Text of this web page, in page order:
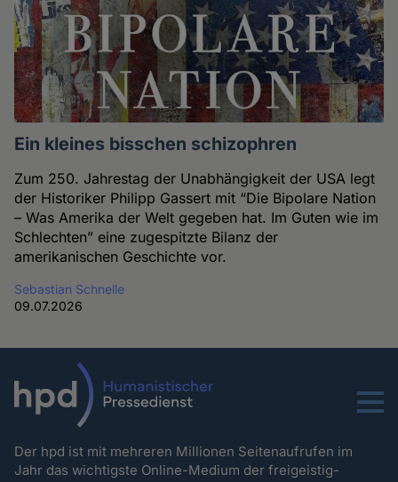
Ein kleines bisschen schizophren
Zum 250. Jahrestag der Unabhängigkeit der USA legt
der Historiker Philipp Gassert mit “Die Bipolare Nation
– Was Amerika der Welt gegeben hat. Im Guten wie im
Schlechten” eine zugespitzte Bilanz der
amerikanischen Geschichte vor.
Sebastian Schnelle
09.07.2026
Menu
Der hpd ist mit mehreren Millionen Seitenaufrufen im
Jahr das wichtigste Online-Medium der freigeistig-